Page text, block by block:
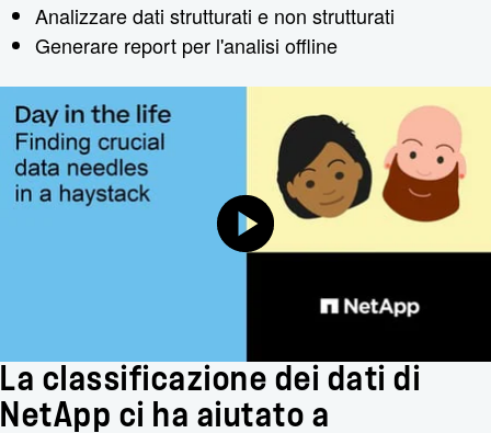
Analizzare dati strutturati e non strutturati
Generare report per l'analisi offline
La classificazione dei dati di
NetApp ci ha aiutato a